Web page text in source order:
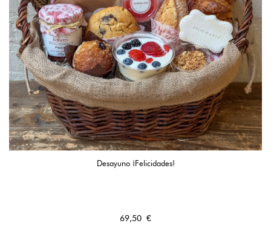
Desayuno ¡Felicidades!
Precio
69,50 €